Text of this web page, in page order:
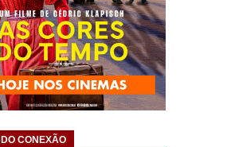
CONEXÃO